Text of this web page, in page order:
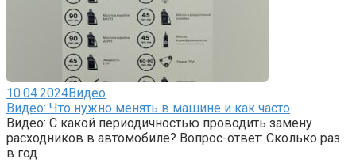
10.04.2024Видео
Видео: Что нужно менять в машине и как часто
Видео: С какой периодичностью проводить замену
расходников в автомобиле? Вопрос-ответ: Сколько раз
в год